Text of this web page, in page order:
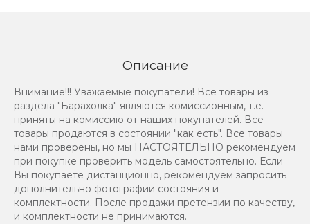
Описание
Внимание!!! Уважаемые покупатели! Все товары из
раздела "Барахолка" являются комиссионным, т.е.
приняты на комиссию от наших покупателей. Все
товары продаются в состоянии "как есть". Все товары
нами проверены, но мы НАСТОЯТЕЛЬНО рекомендуем
при покупке проверить модель самостоятельно. Если
Вы покупаете дистанционно, рекомендуем запросить
дополнительно фотографии состояния и
комплектности. После продажи претензии по качеству,
и комплектности не принимаются.